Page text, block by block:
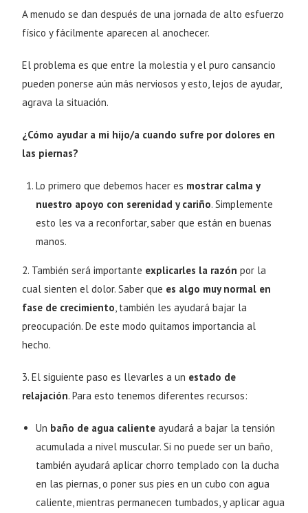
A menudo se dan después de una jornada de alto esfuerzo
físico y fácilmente aparecen al anochecer.
El problema es que entre la molestia y el puro cansancio
pueden ponerse aún más nerviosos y esto, lejos de ayudar,
agrava la situación.
¿Cómo ayudar a mi hijo/a cuando sufre por dolores en
las piernas?
Lo primero que debemos hacer es mostrar calma y
nuestro apoyo con serenidad y cariño. Simplemente
esto les va a reconfortar, saber que están en buenas
manos.
2. También será importante explicarles la razón por la
cual sienten el dolor. Saber que es algo muy normal en
fase de crecimiento , también les ayudará bajar la
preocupación. De este modo quitamos importancia al
hecho.
3. El siguiente paso es llevarles a un estado de
relajación. Para esto tenemos diferentes recursos:
Un baño de agua caliente ayudará a bajar la tensión
acumulada a nivel muscular. Si no puede ser un baño,
también ayudará aplicar chorro templado con la ducha
en las piernas, o poner sus pies en un cubo con agua
caliente, mientras permanecen tumbados, y aplicar agua